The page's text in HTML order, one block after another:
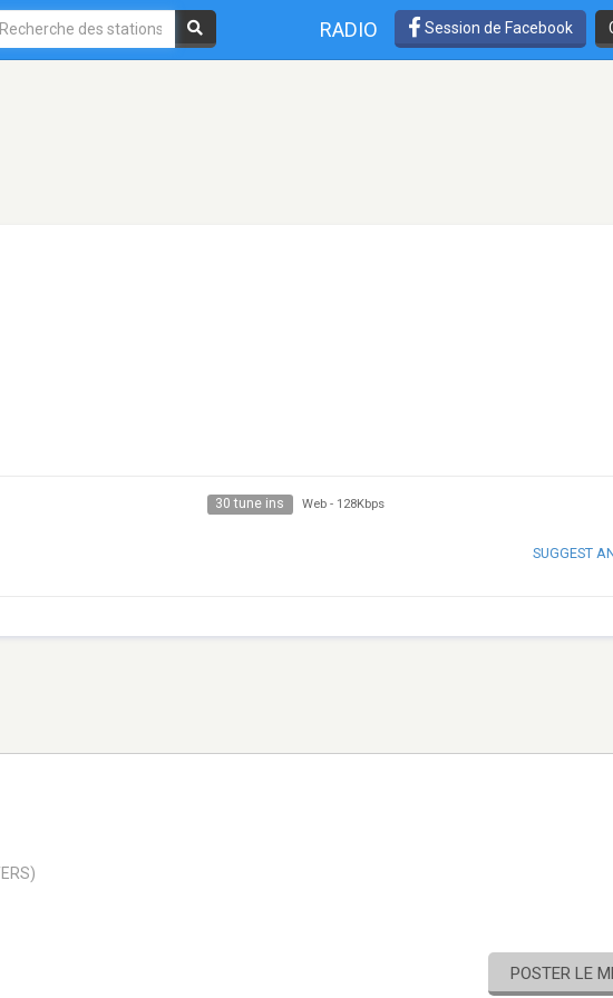
RADIO Session de Facebook
30 tune ins Web - 128Kbps
SUGGEST
POSTER LE